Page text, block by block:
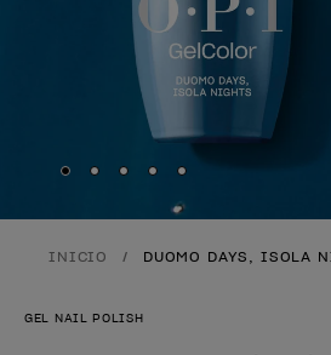
Skip to slide
Skip to slide
Skip to slide
Skip to slide
Skip to slide
INICIO DUOMO DAYS, ISOLA
GEL NAIL POLISH